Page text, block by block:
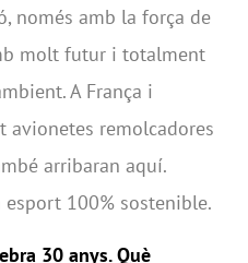
només amb la força de
molt futur i totalment
A França i
avionetes remolcadores
arribaran aquí.
esport 100% sostenible.
30 anys. Què